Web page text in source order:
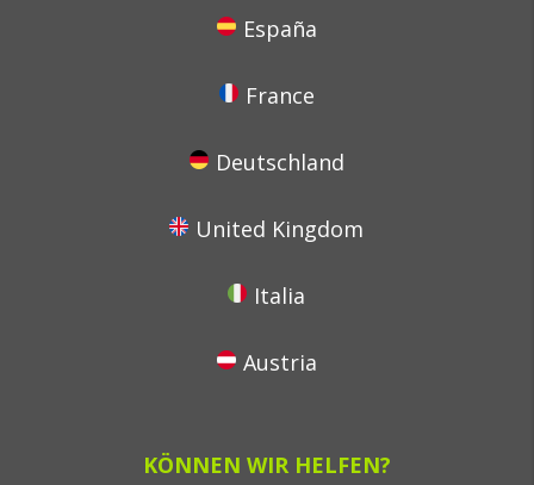
España
France
Deutschland
United Kingdom
Italia
Austria
KÖNNEN WIR HELFEN?